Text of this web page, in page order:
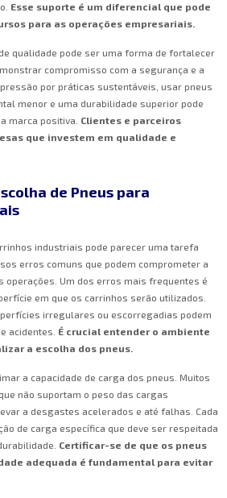
Esse suporte é um diferencial que pode
para as operações empresariais.
qualidade pode ser uma forma de fortalecer
compromisso com a segurança e a
por práticas sustentáveis, usar pneus
menor e uma durabilidade superior pode
marca positiva. Clientes e parceiros
que investem em qualidade e
de Pneus para
industriais pode parecer uma tarefa
erros comuns que podem comprometer a
operações. Um dos erros mais frequentes é
em que os carrinhos serão utilizados.
irregulares ou escorregadias podem
acidentes. É crucial entender o ambiente
a escolha dos pneus.
a capacidade de carga dos pneus. Muitos
não suportam o peso das cargas
a desgastes acelerados e até falhas. Cada
de carga específica que deve ser respeitada
Certificar-se de que os pneus
adequada é fundamental para evitar